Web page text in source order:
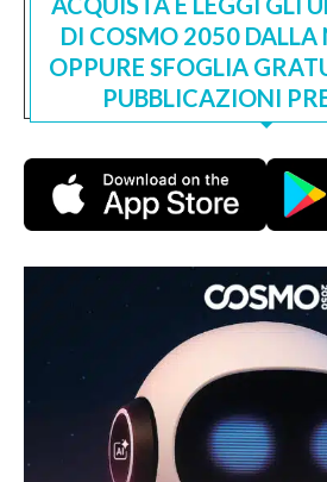
DI COSMO 2050 DALLA
OPPURE SFOGLIA
PUBBLICAZIONI